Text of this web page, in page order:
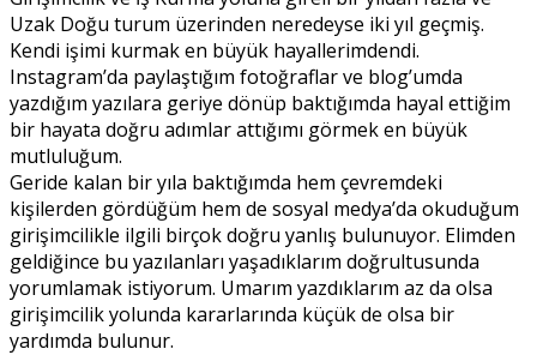
Uzak Doğu turum üzerinden neredeyse iki yıl geçmiş.
Kendi işimi kurmak en büyük hayallerimdendi.
Instagram’da paylaştığım fotoğraflar ve blog’umda
yazdığım yazılara geriye dönüp baktığımda hayal ettiğim
bir hayata doğru adımlar attığımı görmek en büyük
mutluluğum.
Geride kalan bir yıla baktığımda hem çevremdeki
kişilerden gördüğüm hem de sosyal medya’da okuduğum
girişimcilikle ilgili birçok doğru yanlış bulunuyor. Elimden
geldiğince bu yazılanları yaşadıklarım doğrultusunda
yorumlamak istiyorum. Umarım yazdıklarım az da olsa
girişimcilik yolunda kararlarında küçük de olsa bir
yardımda bulunur.